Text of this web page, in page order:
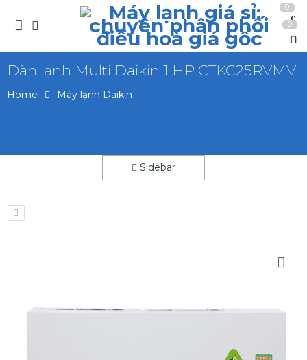
0
0
Dàn lạnh Multi Daikin 1 HP CTKC25RVMV
Home Máy lạnh Daikin
Sidebar